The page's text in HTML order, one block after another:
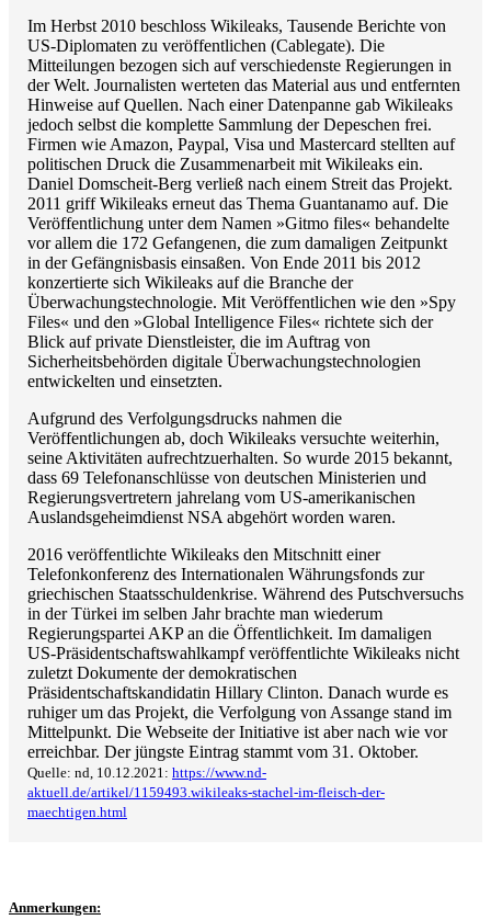
Im Herbst 2010 beschloss Wikileaks, Tausende Berichte von
US-Diplomaten zu veröffentlichen (Cablegate). Die
Mitteilungen bezogen sich auf verschiedenste Regierungen in
der Welt. Journalisten werteten das Material aus und entfernten
Hinweise auf Quellen. Nach einer Datenpanne gab Wikileaks
jedoch selbst die komplette Sammlung der Depeschen frei.
Firmen wie Amazon, Paypal, Visa und Mastercard stellten auf
politischen Druck die Zusammenarbeit mit Wikileaks ein.
Daniel Domscheit-Berg verließ nach einem Streit das Projekt.
2011 griff Wikileaks erneut das Thema Guantanamo auf. Die
Veröffentlichung unter dem Namen »Gitmo files« behandelte
vor allem die 172 Gefangenen, die zum damaligen Zeitpunkt
in der Gefängnisbasis einsaßen. Von Ende 2011 bis 2012
konzertierte sich Wikileaks auf die Branche der
Überwachungstechnologie. Mit Veröffentlichen wie den »Spy
Files« und den »Global Intelligence Files« richtete sich der
Blick auf private Dienstleister, die im Auftrag von
Sicherheitsbehörden digitale Überwachungstechnologien
entwickelten und einsetzten.
Aufgrund des Verfolgungsdrucks nahmen die
Veröffentlichungen ab, doch Wikileaks versuchte weiterhin,
seine Aktivitäten aufrechtzuerhalten. So wurde 2015 bekannt,
dass 69 Telefonanschlüsse von deutschen Ministerien und
Regierungsvertretern jahrelang vom US-amerikanischen
Auslandsgeheimdienst NSA abgehört worden waren.
2016 veröffentlichte Wikileaks den Mitschnitt einer
Telefonkonferenz des Internationalen Währungsfonds zur
griechischen Staatsschuldenkrise. Während des Putschversuchs
in der Türkei im selben Jahr brachte man wiederum
Regierungspartei AKP an die Öffentlichkeit. Im damaligen
US-Präsidentschaftswahlkampf veröffentlichte Wikileaks nicht
zuletzt Dokumente der demokratischen
Präsidentschaftskandidatin Hillary Clinton. Danach wurde es
ruhiger um das Projekt, die Verfolgung von Assange stand im
Mittelpunkt. Die Webseite der Initiative ist aber nach wie vor
erreichbar. Der jüngste Eintrag stammt vom 31. Oktober.
Quelle: nd, 10.12.2021: https://www.nd-
aktuell.de/artikel/1159493.wikileaks-stachel-im-fleisch-der-
maechtigen.html
Anmerkungen: